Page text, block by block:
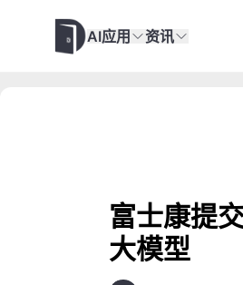
AI应用 资讯
富士康提
大模型